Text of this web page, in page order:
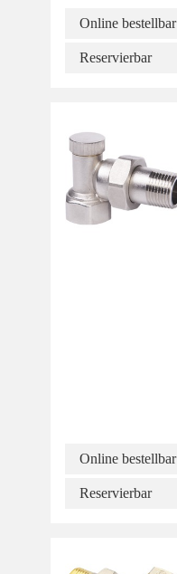
Online bestellbar
Reservierbar
Online bestellbar
Reservierbar